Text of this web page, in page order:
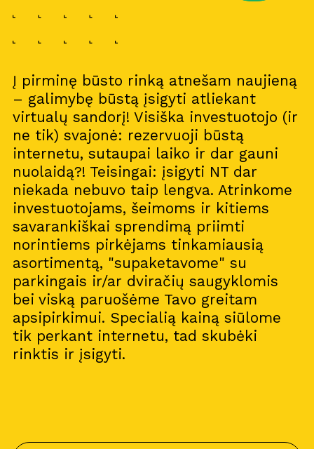
Į pirminę būsto rinką atnešam naujieną
– galimybę būstą įsigyti atliekant
virtualų sandorį! Visiška investuotojo (ir
ne tik) svajonė: rezervuoji būstą
internetu, sutaupai laiko ir dar gauni
nuolaidą?! Teisingai: įsigyti NT dar
niekada nebuvo taip lengva. Atrinkome
investuotojams, šeimoms ir kitiems
savarankiškai sprendimą priimti
norintiems pirkėjams tinkamiausią
asortimentą, "supaketavome" su
parkingais ir/ar dviračių saugyklomis
bei viską paruošėme Tavo greitam
apsipirkimui. Specialią kainą siūlome
tik perkant internetu, tad skubėki
rinktis ir įsigyti.